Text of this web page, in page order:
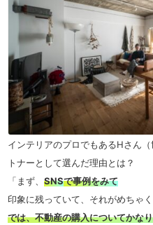
インテリアのプロでもあるHさん
トナーとして選んだ理由とは？
「まず、SNSで事例をみて
印象に残っていて、それがめちゃ
では、不動産の購入についてかな